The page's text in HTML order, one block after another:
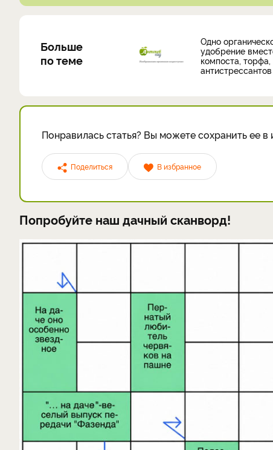
Больше
по теме
Одно
удобрение
компоста,
антистрессантов
Понравилась статья? Вы можете сохранить ее
Поделиться В избранное
Попробуйте наш дачный сканворд!